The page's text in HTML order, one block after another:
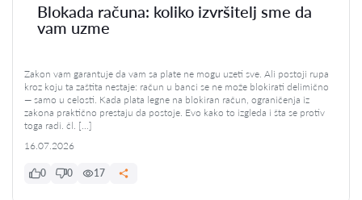
Blokada računa: koliko izvršitelj sme da
vam uzme
Zakon vam garantuje da vam sa plate ne mogu uzeti sve. Ali postoji rupa
kroz koju ta zaštita nestaje: račun u banci se ne može blokirati delimično
— samo u celosti. Kada plata legne na blokiran račun, ograničenja iz
zakona praktično prestaju da postoje. Evo kako to izgleda i šta se protiv
toga radi. čl. […]
16.07.2026
0 0 17